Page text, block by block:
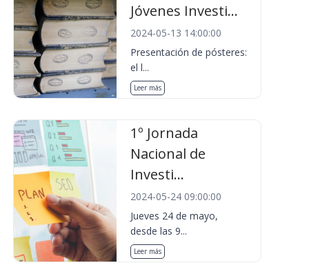
Jóvenes Investi...
2024-05-13 14:00:00
Presentación de pósteres:
el l...
Leer más
1º Jornada
Nacional de
Investi...
2024-05-24 09:00:00
Jueves 24 de mayo,
desde las 9...
Leer más